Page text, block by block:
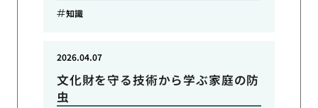
知識
文化財を守る技術から学ぶ家庭の防
虫
2026.04.07